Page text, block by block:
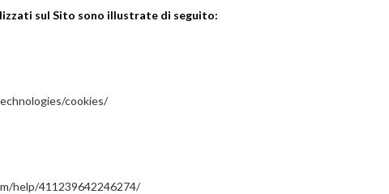
sul Sito sono illustrate di seguito:
cookies/
help/411239642246274/